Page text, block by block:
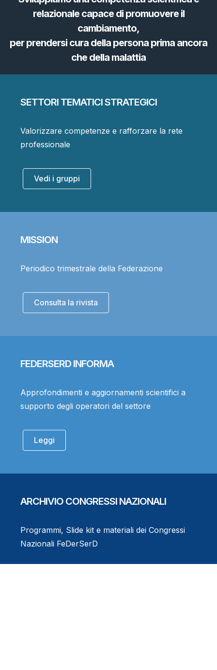
relazionale capace di promuovere il
cambiamento,
per prendersi cura della persona prima ancora
che della malattia
SETTORI TEMATICI STRATEGICI
Valorizzare competenze e rafforzare la rete
professionale
Vedi i gruppi
MISSION
Periodico trimestrale della Federazione
Consulta la rivista
FEDERSERD INFORMA
Approfondimenti e aggiornamenti scientifici a
supporto degli operatori del settore
Leggi
ARCHIVIO CONGRESSI NAZIONALI
Programmi, Slide kit e materiali dei Congressi
Nazionali FeDerSerD